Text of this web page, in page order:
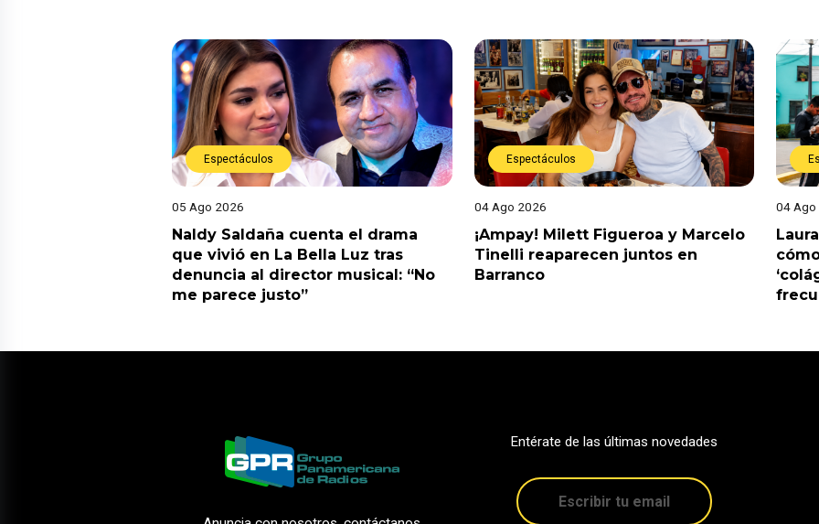
Espectáculos
05 Ago 2026
Naldy Saldaña cuenta el drama
que vivió en La Bella Luz tras
denuncia al director musical: “No
me parece justo”
Espectáculos
04 Ago 2026
¡Ampay! Milett Figueroa y Marcelo
Tinelli reaparecen juntos en
Barranco
04 Ago
Entérate de las últimas novedades